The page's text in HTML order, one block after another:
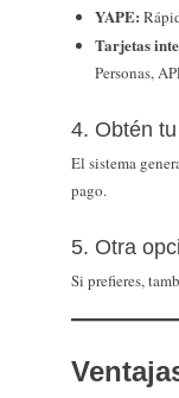
YAPE:
Tarjetas
Personas,
4. Obtén
El sistema
pago.
5. Otra
Si prefieres,